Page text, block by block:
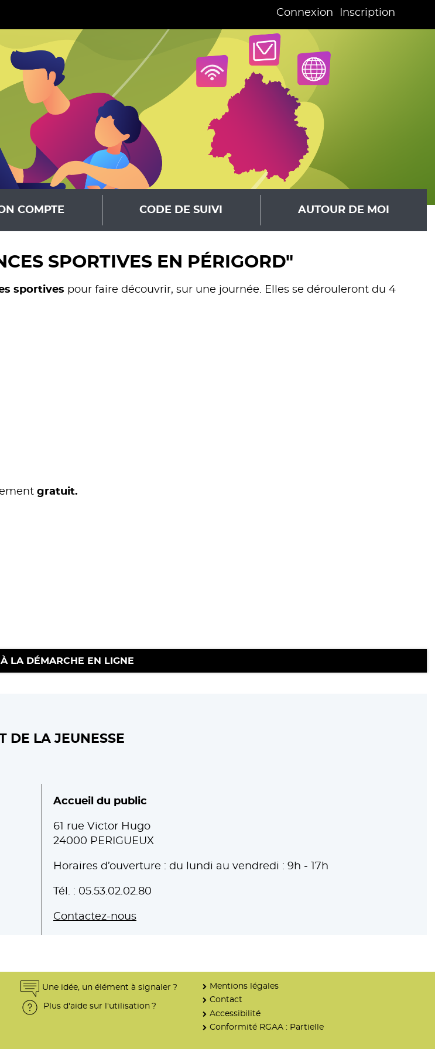
Connexion Inscription
COMPTE CODE DE SUIVI AUTOUR DE MOI
SPORTIVES EN PÉRIGORD"
sportives pour faire découvrir, sur une journée. Elles se dérouleront du 4
gratuit.
LA DÉMARCHE EN LIGNE
DE LA JEUNESSE
Accueil du public
61 rue Victor Hugo
24000 PERIGUEUX
Horaires d’ouverture : du lundi au vendredi : 9h - 17h
Tél. : 05.53.02.02.80
Contactez-nous
Une idée, un élément à signaler ?
Plus d'aide sur l'utilisation ?
Mentions légales
Contact
Accessibilité
Conformité RGAA : Partielle